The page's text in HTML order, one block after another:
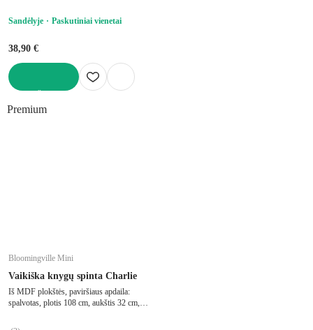
Sandėlyje Paskutiniai vienetai
38,90 €
Premium
Bloomingville Mini
Vaikiška knygų spinta Charlie
Iš MDF plokštės, paviršiaus apdaila:
spalvotas, plotis 108 cm, aukštis 32 cm,